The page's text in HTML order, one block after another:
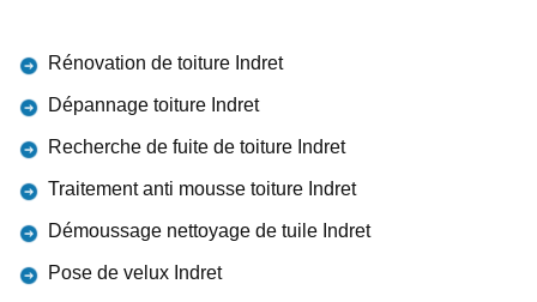
Rénovation de toiture Indret
Dépannage toiture Indret
Recherche de fuite de toiture Indret
Traitement anti mousse toiture Indret
Démoussage nettoyage de tuile Indret
Pose de velux Indret